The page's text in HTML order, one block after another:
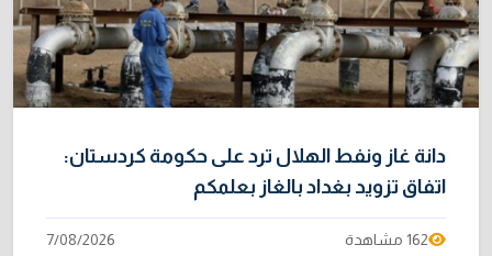
دانة غاز ونفط الهلال ترد على حكومة كردستان:
اتفاق تزويد بغداد بالغاز بعلمكم
162 مشاهدة 7/08/2026